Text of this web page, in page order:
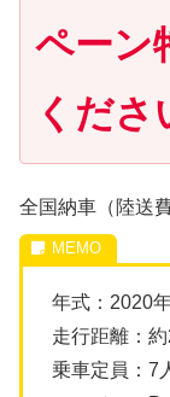
ペーン
くださ
全国納車（陸送
年式：2020
走行距離：
乗車定員：7